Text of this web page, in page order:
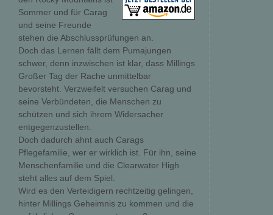
Sommer und für Carag
und seine Freunde
stehen die Abschlussprüfungen an.
Doch das Lernen fällt dem Pumajungen
schwer, denn inzwischen ist klar, dass Millings
Großer Tag der Rache unmittelbar
bevorsteht. Verzweifelt versuchen Carag und
seine Verbündeten, die Menschen zu
schützen und sich ihrem Widersacher
entgegenzustellen.
Doch dadurch ahnt auch Carags
Pflegefamilie, wer er wirklich ist. Für ihn, seine
Menschenfamilie und die Clearwater High
steht alles auf dem Spiel.
Wird es den Verteidigern rechtzeitig gelingen,
hinter Millings Geheimnis zu kommen und die